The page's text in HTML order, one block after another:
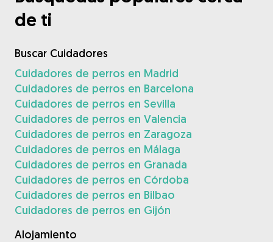
de ti
Buscar Cuidadores
Cuidadores de perros en Madrid
Cuidadores de perros en Barcelona
Cuidadores de perros en Sevilla
Cuidadores de perros en Valencia
Cuidadores de perros en Zaragoza
Cuidadores de perros en Málaga
Cuidadores de perros en Granada
Cuidadores de perros en Córdoba
Cuidadores de perros en Bilbao
Cuidadores de perros en Gijón
Alojamiento